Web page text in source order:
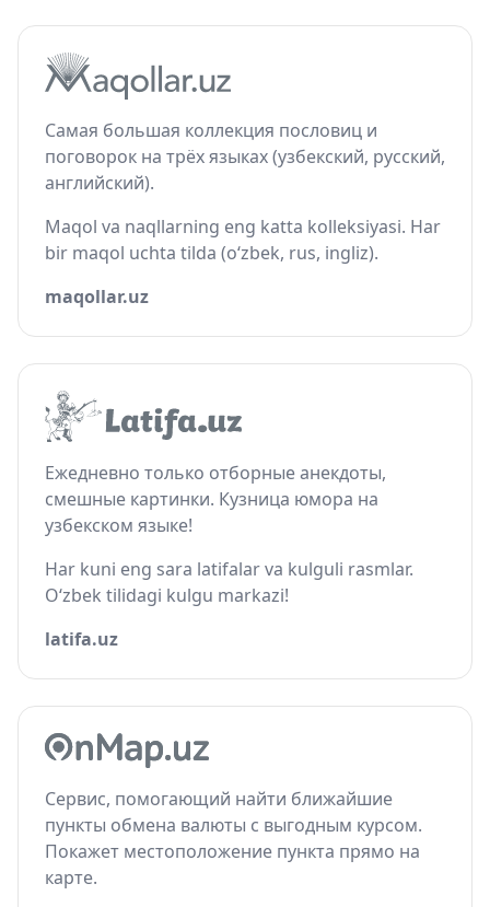
Самая большая коллекция пословиц и
поговорок на трёх языках (узбекский, русский,
английский).
Maqol va naqllarning eng katta kolleksiyasi. Har
bir maqol uchta tilda (o‘zbek, rus, ingliz).
maqollar.uz
Ежедневно только отборные анекдоты,
смешные картинки. Кузница юмора на
узбекском языке!
Har kuni eng sara latifalar va kulguli rasmlar.
O‘zbek tilidagi kulgu markazi!
latifa.uz
Сервис, помогающий найти ближайшие
пункты обмена валюты с выгодным курсом.
Покажет местоположение пункта прямо на
карте.